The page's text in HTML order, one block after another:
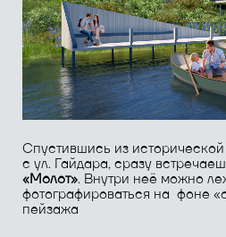
Локация проекта